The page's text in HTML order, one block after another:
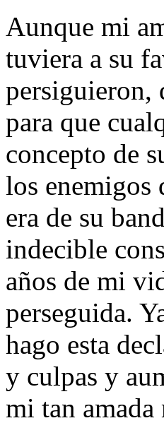
Aunque mi
tuviera a su
persiguieron,
para que
concepto de
los enemigos
era de su
indecible
años de mi
perseguida.
hago esta
y culpas y
mi tan